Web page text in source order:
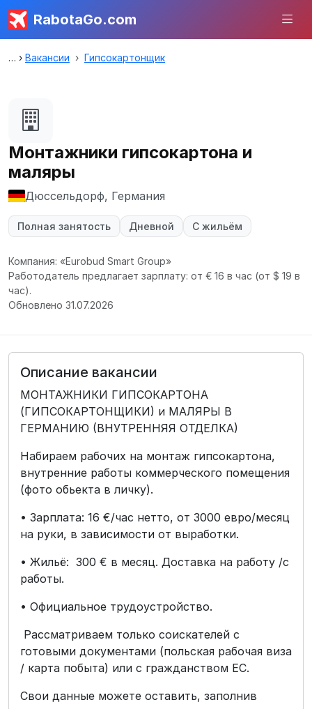
RabotaGo.com
Вакансии Гипсокартонщик
Монтажники гипсокартона и
маляры
Дюссельдорф, Германия
Полная занятость Дневной С жильём
Компания: «Eurobud Smart Group»
Работодатель предлагает зарплату: от € 16 в час (от $ 19 в
час).
Обновлено 31.07.2026
Описание вакансии
МОНТАЖНИКИ ГИПСОКАРТОНА
(ГИПСОКАРТОНЩИКИ) и МАЛЯРЫ В
ГЕРМАНИЮ (ВНУТРЕННЯЯ ОТДЕЛКА)
Набираем рабочих на монтаж гипсокартона,
внутренние работы коммерческого помещения
(фото обьекта в личку).
• Зарплата: 16 €/час нетто, от 3000 евро/месяц
на руки, в зависимости от выработки.
• Жильё: 300 € в месяц. Доставка на работу /с
работы.
• Официальное трудоустройство.
Рассматриваем только соискателей с
готовыми документами (польская рабочая виза
/ карта побыта) или с гражданством ЕС.
Свои данные можете оставить, заполнив